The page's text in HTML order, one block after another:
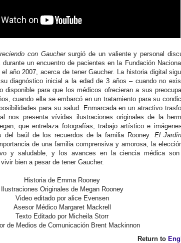
con Gauchersurgió de un valiente y personal
durante un encuentro de pacientes en la Fundación
año 2007, acerca de tener Gaucher. La historia digital
diagnóstico inicial a la edad de 3 años – cuando no
disponible para que los médicos ofrecieran a sus
cuando ella se embarcó en un tratamiento para su
para su salud. Enmarcada en un atractivo
nos presenta vívidas ilustraciones originales de la
que entrelaza fotografías, trabajo artístico e
del baúl de los recuerdos de la familia Rooney. El
de una familia comprensiva y amorosa, la
y saludable, y los avances en la ciencia médica
bien a pesar de tener Gaucher.
Historia de Emma Rooney
Ilustraciones Originales de Megan Rooney
Video editado por alice Evensen
Asesor Médico Margaret Mackrell
Texto Editado por Micheila Storr
de Medios de Comunicación Brent Mackinnon
Return to